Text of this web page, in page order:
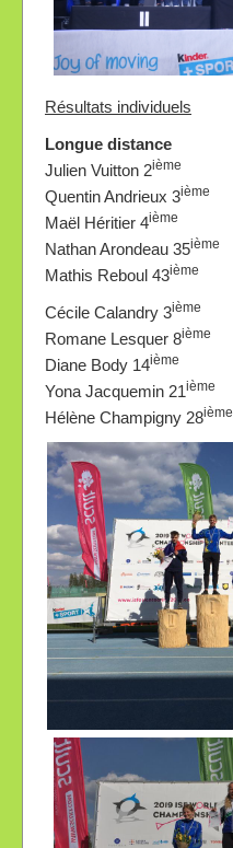
Résultats individuels
Longue distance
Julien Vuitton 2ième
Quentin Andrieux 3ième
Maël Héritier 4ième
Nathan Arondeau 35ième
Mathis Reboul 43ième
Cécile Calandry 3ième
Romane Lesquer 8ième
Diane Body 14ième
Yona Jacquemin 21ième
Hélène Champigny 28ième